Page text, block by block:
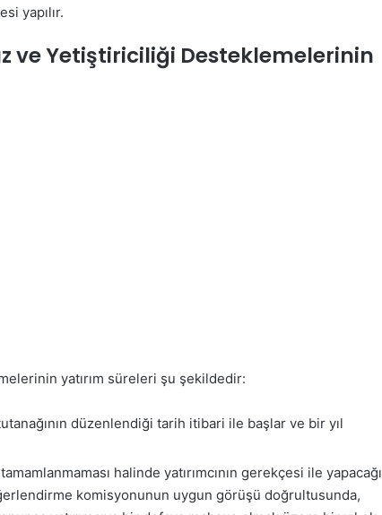
yapılır.
ve Yetiştiriciliği Desteklemelerinin
yatırım süreleri şu şekildedir:
düzenlendiği tarih itibari ile başlar ve bir yıl
halinde yatırımcının gerekçesi ile yapacağı
komisyonunun uygun görüşü doğrultusunda,